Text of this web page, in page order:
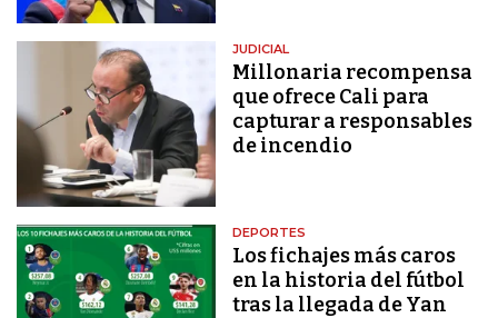
JUDICIAL
Millonaria recompensa
que ofrece Cali para
capturar a responsables
de incendio
DEPORTES
Los fichajes más caros
en la historia del fútbol
tras la llegada de Yan